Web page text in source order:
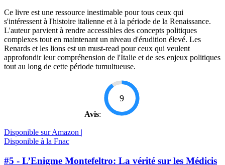
Ce livre est une ressource inestimable pour tous ceux qui
s'intéressent à l'histoire italienne et à la période de la Renaissance.
L'auteur parvient à rendre accessibles des concepts politiques
complexes tout en maintenant un niveau d'érudition élevé. Les
Renards et les lions est un must-read pour ceux qui veulent
approfondir leur compréhension de l'Italie et de ses enjeux politiques
tout au long de cette période tumultueuse.
Avis:
9
Disponible sur Amazon |
Disponible à la Fnac
#5 - L’Enigme Montefeltro: La vérité sur les Médicis